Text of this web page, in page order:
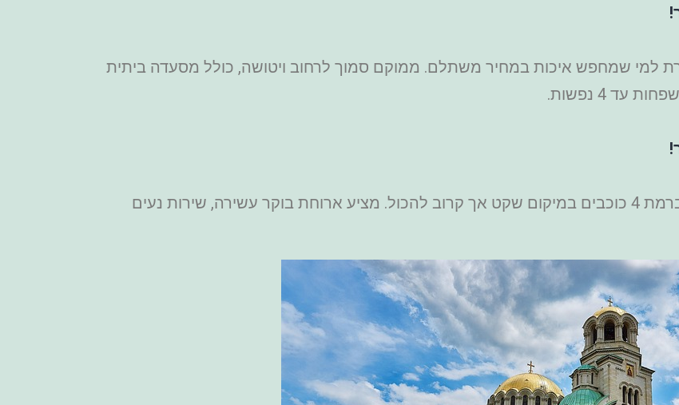
נהדרת למי שמחפש איכות במחיר משתלם. ממוקם סמוך לרחוב ויטושה, כולל מסעדה ביתית
4 נפשות.
– מלון איכותי ברמת 4 כוכבים במיקום שקט אך קרוב להכול. מציע ארוחת בוקר עשירה, שירות נעים